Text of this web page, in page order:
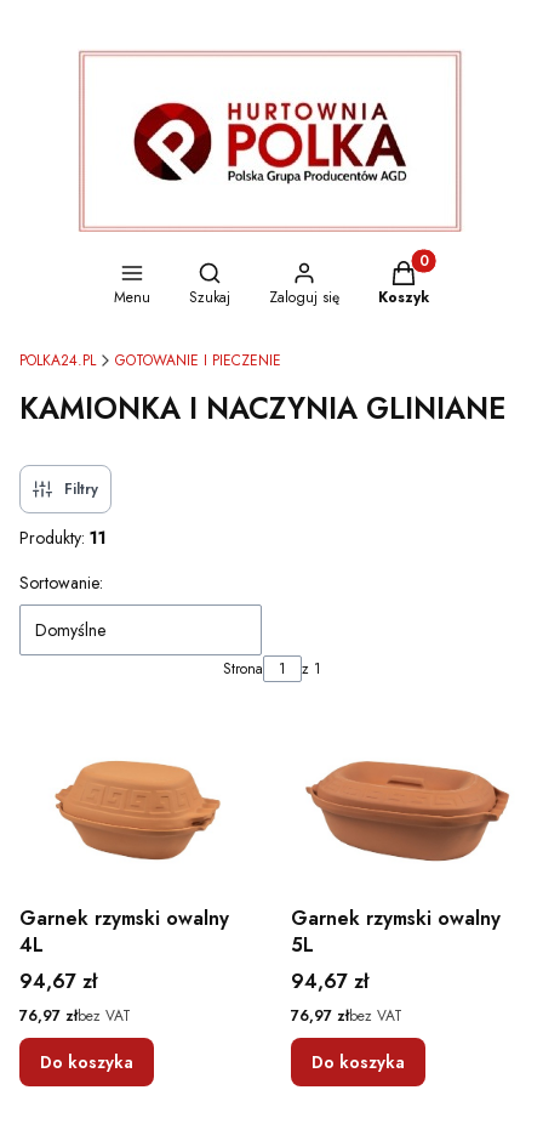
Menu
Otwórz wyszukiwarkę
Szukaj Zaloguj się
Produkty w
Koszyk
POLKA24.PL GOTOWANIE I PIECZENIE
KAMIONKA I NACZYNIA GLINIANE
Filtry
Produkty: 11
Lista produktów
Sortowanie:
Domyślne
Strona z 1
Garnek rzymski owalny
4L
Cena
94,67 zł
Cena
76,97 złbez VAT
Do koszyka
Garnek rzymski owalny
5L
Cena
94,67 zł
Cena
76,97 złbez VAT
Do koszyka